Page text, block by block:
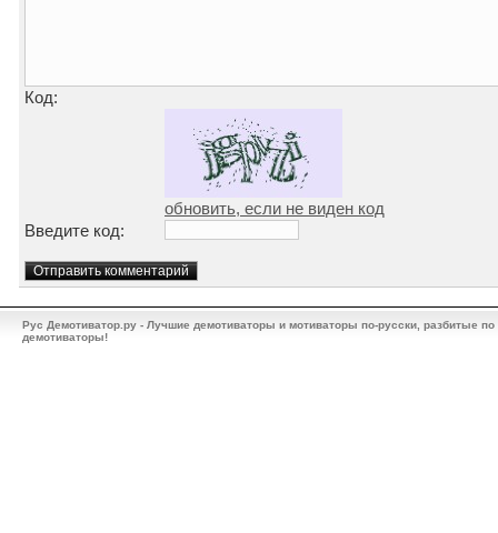
Код:
обновить, если не виден код
Введите код:
Рус Демотиватор.ру - Лучшие демотиваторы и мотиваторы по-русски, разбитые
демотиваторы!